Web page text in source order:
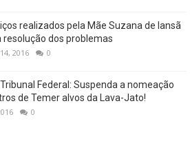
realizados pela Mãe Suzana de Iansã
resolução dos problemas
2016 0
Federal: Suspenda a nomeação
de Temer alvos da Lava-Jato!
0